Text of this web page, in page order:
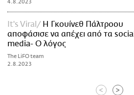
4.8.2023
It's Viral
Η Γκουίνεθ Πάλτροου
αποφάσισε να απέχει από τα social
media- Ο λόγος
The LiFO team
2.8.2023
< >